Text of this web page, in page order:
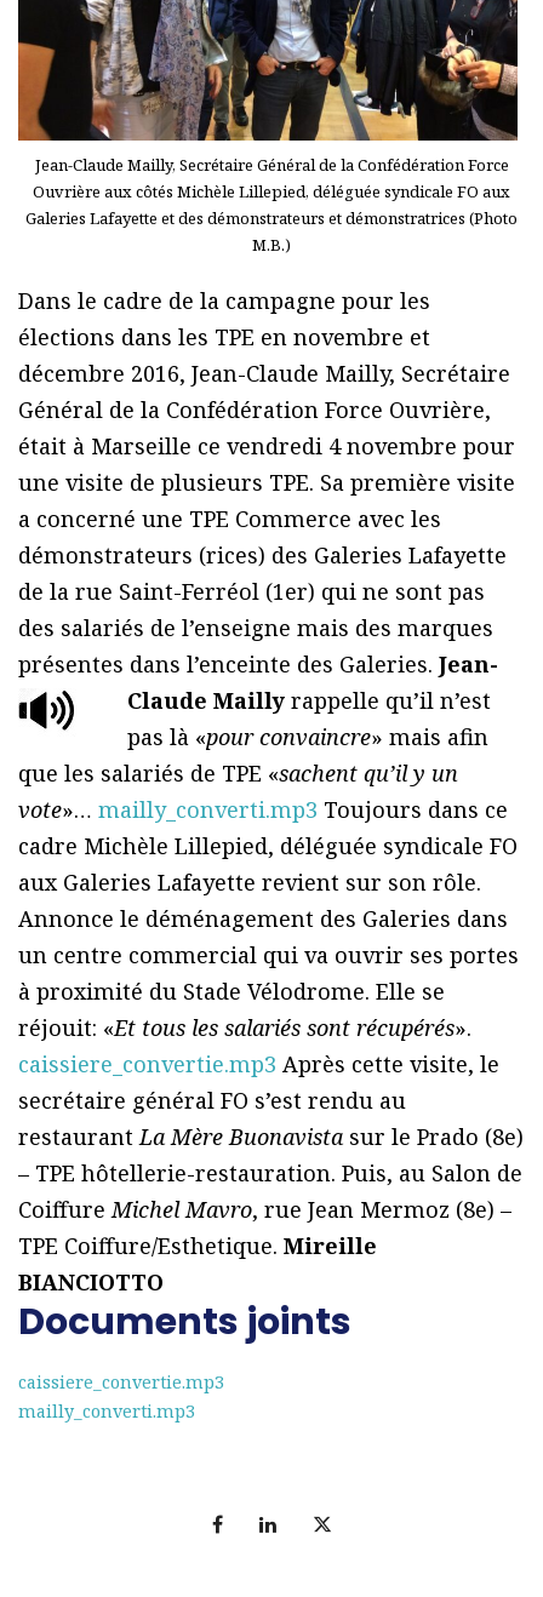
Jean-Claude Mailly, Secrétaire Général de la Confédération Force
Ouvrière aux côtés Michèle Lillepied, déléguée syndicale FO aux
Galeries Lafayette et des démonstrateurs et démonstratrices (Photo
M.B.)
Dans le cadre de la campagne pour les
élections dans les TPE en novembre et
décembre 2016, Jean-Claude Mailly, Secrétaire
Général de la Confédération Force Ouvrière,
était à Marseille ce vendredi 4 novembre pour
une visite de plusieurs TPE. Sa première visite
a concerné une TPE Commerce avec les
démonstrateurs (rices) des Galeries Lafayette
de la rue Saint-Ferréol (1er) qui ne sont pas
des salariés de l’enseigne mais des marques
présentes dans l’enceinte des Galeries. Jean-
Claude Mailly rappelle qu’il n’est
pas là «pour convaincre» mais afin
que les salariés de TPE «sachent qu’il y un
vote»… mailly_converti.mp3 Toujours dans ce
cadre Michèle Lillepied, déléguée syndicale FO
aux Galeries Lafayette revient sur son rôle.
Annonce le déménagement des Galeries dans
un centre commercial qui va ouvrir ses portes
à proximité du Stade Vélodrome. Elle se
réjouit: «Et tous les salariés sont récupérés».
caissiere_convertie.mp3 Après cette visite, le
secrétaire général FO s’est rendu au
restaurantLa Mère Buonavista sur le Prado (8e)
– TPE hôtellerie-restauration. Puis, au Salon de
CoiffureMichel Mavro, rue Jean Mermoz (8e) –
TPE Coiffure/Esthetique. Mireille
BIANCIOTTO
Documents joints
caissiere_convertie.mp3
mailly_converti.mp3